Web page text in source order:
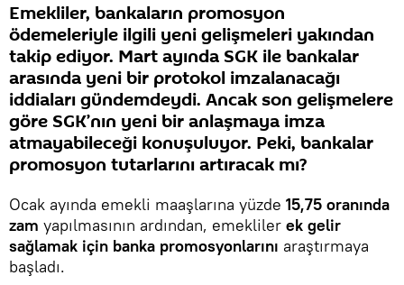
Emekliler, bankaların promosyon
ödemeleriyle ilgili yeni gelişmeleri yakından
takip ediyor. Mart ayında SGK ile bankalar
arasında yeni bir protokol imzalanacağı
iddiaları gündemdeydi. Ancak son gelişmelere
göre SGK’nın yeni bir anlaşmaya imza
atmayabileceği konuşuluyor. Peki, bankalar
promosyon tutarlarını artıracak mı?
Ocak ayında emekli maaşlarına yüzde 15,75 oranında
zam yapılmasının ardından, emekliler ek gelir
sağlamak için banka promosyonlarını araştırmaya
başladı.